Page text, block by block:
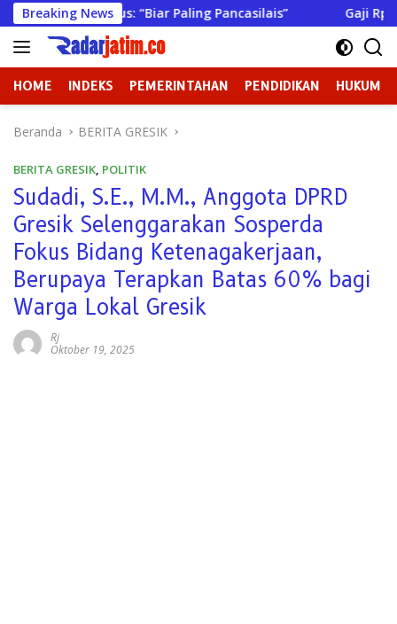
Langsung
ke
konten
Breaking News
Sekaligus: “Biar Paling Pancasilais” Gaji Rp 23 Miliar
HOME INDEKS PEMERINTAHAN PENDIDIKAN HUKUM
Beranda BERITA GRESIK
BERITA GRESIK, POLITIK
Sudadi, S.E., M.M., Anggota DPRD
Gresik Selenggarakan Sosperda
Fokus Bidang Ketenagakerjaan,
Berupaya Terapkan Batas 60% bagi
Warga Lokal Gresik
Rj
Oktober 19, 2025